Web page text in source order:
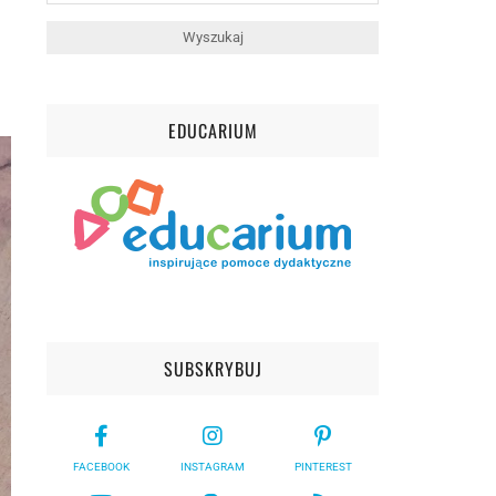
EDUCARIUM
SUBSKRYBUJ
FACEBOOK INSTAGRAM PINTEREST